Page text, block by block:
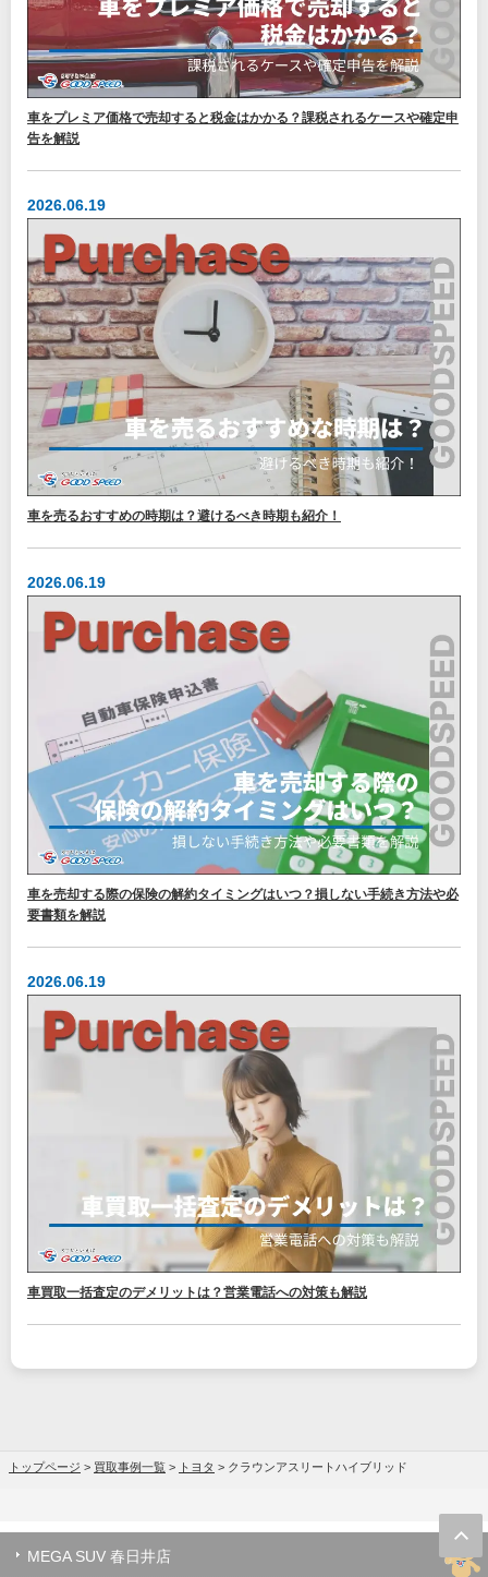
車をプレミア価格で売却すると税金はかかる？課税されるケースや確定申
告を解説
2026.06.19
車を売るおすすめの時期は？避けるべき時期も紹介！
2026.06.19
車を売却する際の保険の解約タイミングはいつ？損しない手続き方法や必
要書類を解説
2026.06.19
車買取一括査定のデメリットは？営業電話への対策も解説
トップページ > 買取事例一覧 > トヨタ > クラウンアスリートハイブリッド
MEGA SUV 春日井店